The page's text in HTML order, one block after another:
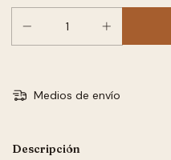
Medios de envío
Descripción